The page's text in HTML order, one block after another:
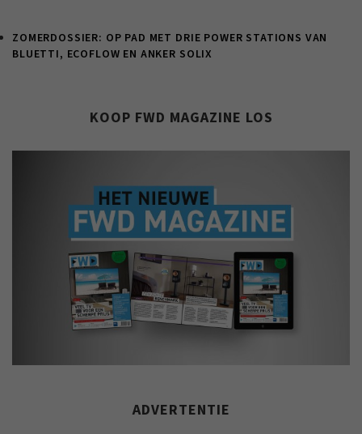
ZOMERDOSSIER: OP PAD MET DRIE POWER STATIONS VAN
BLUETTI, ECOFLOW EN ANKER SOLIX
KOOP FWD MAGAZINE LOS
ADVERTENTIE